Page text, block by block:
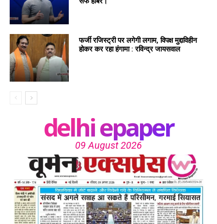
फर्जी रजिस्ट्री पर लगेगी लगाम, विपक्ष मुद्दाविहीन
होकर कर रहा हंगामा : रविन्द्र जायसवाल
delhi epaper
09 August 2026